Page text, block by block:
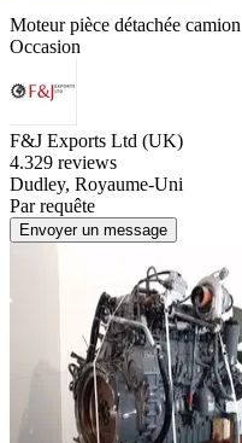
Moteur pièce détachée camion
Occasion
F&J Exports Ltd (UK)
4.329 reviews
Dudley, Royaume-Uni
Par requête
Envoyer un message